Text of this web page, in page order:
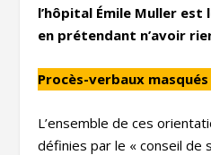
l’hôpital Émile Muller
en prétendant n’avoir
Procès-verbaux masqués
L’ensemble de ces
définies par le « conseil de